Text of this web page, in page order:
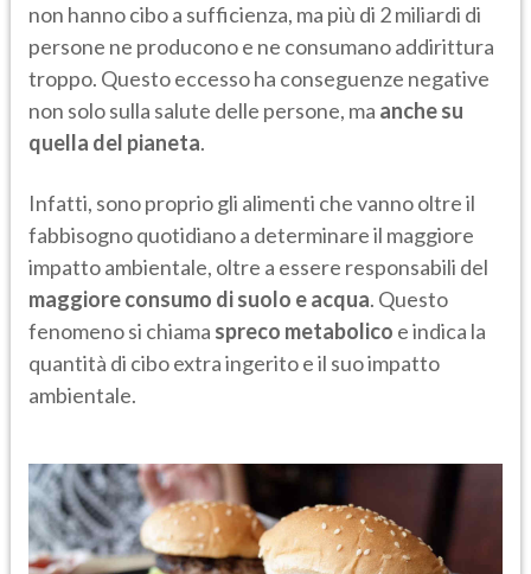
non hanno cibo a sufficienza, ma più di 2 miliardi di
persone ne producono e ne consumano addirittura
troppo. Questo eccesso ha conseguenze negative
non solo sulla salute delle persone, ma anche su
quella del pianeta.
Infatti, sono proprio gli alimenti che vanno oltre il
fabbisogno quotidiano a determinare il maggiore
impatto ambientale, oltre a essere responsabili del
maggiore consumo di suolo e acqua. Questo
fenomeno si chiama spreco metabolico e indica la
quantità di cibo extra ingerito e il suo impatto
ambientale.